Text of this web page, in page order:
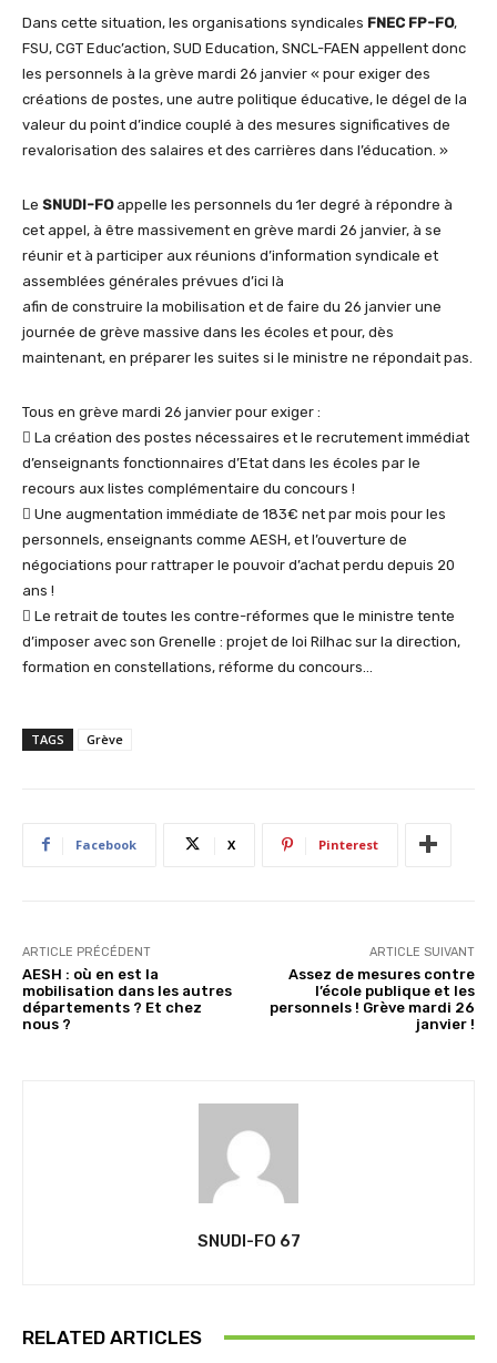
Dans cette situation, les organisations syndicales FNEC FP-FO,
FSU, CGT Educ’action, SUD Education, SNCL-FAEN appellent donc
les personnels à la grève mardi 26 janvier « pour exiger des
créations de postes, une autre politique éducative, le dégel de la
valeur du point d’indice couplé à des mesures significatives de
revalorisation des salaires et des carrières dans l’éducation. »
Le SNUDI-FOappelle les personnels du 1er degré à répondre à
cet appel, à être massivement en grève mardi 26 janvier, à se
réunir et à participer aux réunions d’information syndicale et
assemblées générales prévues d’ici là
afin de construire la mobilisation et de faire du 26 janvier une
journée de grève massive dans les écoles et pour, dès
maintenant, en préparer les suites si le ministre ne répondait pas.
Tous en grève mardi 26 janvier pour exiger :
 La création des postes nécessaires et le recrutement immédiat
d’enseignants fonctionnaires d’Etat dans les écoles par le
recours aux listes complémentaire du concours !
 Une augmentation immédiate de 183€ net par mois pour les
personnels, enseignants comme AESH, et l’ouverture de
négociations pour rattraper le pouvoir d’achat perdu depuis 20
ans !
 Le retrait de toutes les contre-réformes que le ministre tente
d’imposer avec son Grenelle : projet de loi Rilhac sur la direction,
formation en constellations, réforme du concours…
TAGS Grève
Facebook X Pinterest
ARTICLE PRÉCÉDENT
AESH : où en est la
mobilisation dans les autres
départements ? Et chez
nous ?
ARTICLE SUIVANT
Assez de mesures contre
l’école publique et les
personnels ! Grève mardi 26
janvier !
SNUDI-FO 67
RELATED ARTICLES